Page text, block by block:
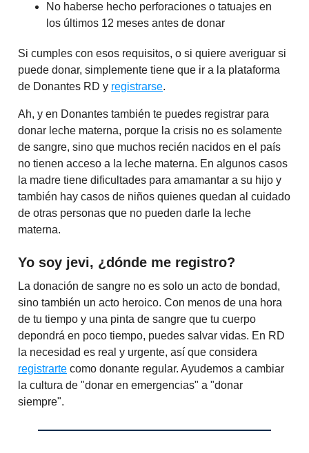
No haberse hecho perforaciones o tatuajes en
los últimos 12 meses antes de donar
Si cumples con esos requisitos, o si quiere averiguar si
puede donar, simplemente tiene que ir a la plataforma
de Donantes RD y registrarse.
Ah, y en Donantes también te puedes registrar para
donar leche materna, porque la crisis no es solamente
de sangre, sino que muchos recién nacidos en el país
no tienen acceso a la leche materna. En algunos casos
la madre tiene dificultades para amamantar a su hijo y
también hay casos de niños quienes quedan al cuidado
de otras personas que no pueden darle la leche
materna.
Yo soy jevi, ¿dónde me registro?
La donación de sangre no es solo un acto de bondad,
sino también un acto heroico. Con menos de una hora
de tu tiempo y una pinta de sangre que tu cuerpo
depondrá en poco tiempo, puedes salvar vidas. En RD
la necesidad es real y urgente, así que considera
registrarte como donante regular. Ayudemos a cambiar
la cultura de "donar en emergencias" a "donar
siempre".